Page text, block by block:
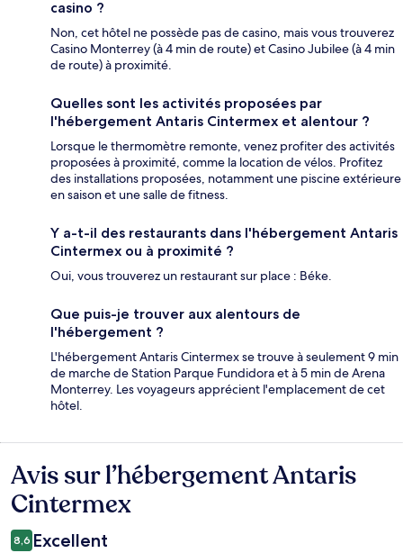
casino ?
Non, cet hôtel ne possède pas de casino, mais vous trouverez
Casino Monterrey (à 4 min de route) et Casino Jubilee (à 4 min
de route) à proximité.
Quelles sont les activités proposées par
l'hébergement Antaris Cintermex et alentour ?
Lorsque le thermomètre remonte, venez profiter des activités
proposées à proximité, comme la location de vélos. Profitez
des installations proposées, notamment une piscine extérieure
en saison et une salle de fitness.
Y a-t-il des restaurants dans l'hébergement Antaris
Cintermex ou à proximité ?
Oui, vous trouverez un restaurant sur place : Béke.
Que puis-je trouver aux alentours de
l'hébergement ?
L'hébergement Antaris Cintermex se trouve à seulement 9 min
de marche de Station Parque Fundidora et à 5 min de Arena
Monterrey. Les voyageurs apprécient l'emplacement de cet
hôtel.
Avis
Avis sur l’hébergement Antaris
Cintermex
8,6 Excellent